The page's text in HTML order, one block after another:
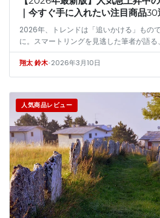
｜今すぐ手に入れたい注目商品30
2026年、トレンドは「追いかける」もの
に。スマートリングを見逃した筆者が語る
リーと没入型ウェアラブルという二大潮
く、数年…
翔太 鈴木•2026年3月10日
人気商品レビュー